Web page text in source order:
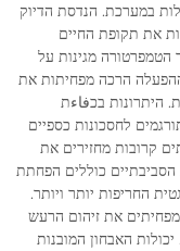
במערכת. הנדסת הדיוק
את תקופת החיים
הטמפרטורה מגינות על
ההפעלה הרכה מפחיתות את
היתרונות בכفاءת
לחסכונות כספיים
קרובות מחזירים את
כוללים הפחתת
החריפות יותר ויותר.
את זיהום הרעש
האבחון המובנות